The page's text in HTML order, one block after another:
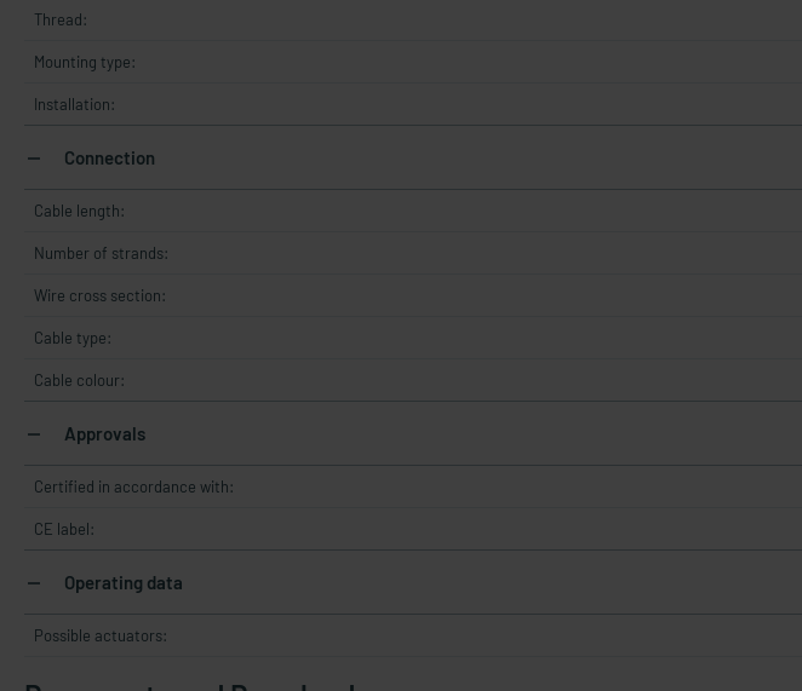
Thread:
Mounting type:
Installation:
Connection
Cable length:
Number of strands:
Wire cross section:
Cable type:
Cable colour:
Approvals
Certified in accordance with:
CE label:
Operating data
Possible actuators: